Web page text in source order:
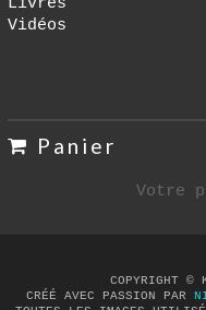
Livres
Vidéos
Panier
Votre
COPYRIGHT
CRÉÉ AVEC PASSION PAR